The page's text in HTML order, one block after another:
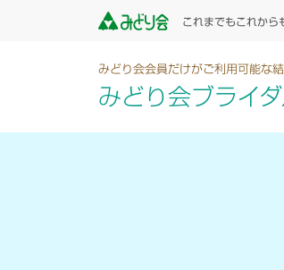
これまでもこれから
みどり会会員だけがご利用可能な
みどり会ブライ